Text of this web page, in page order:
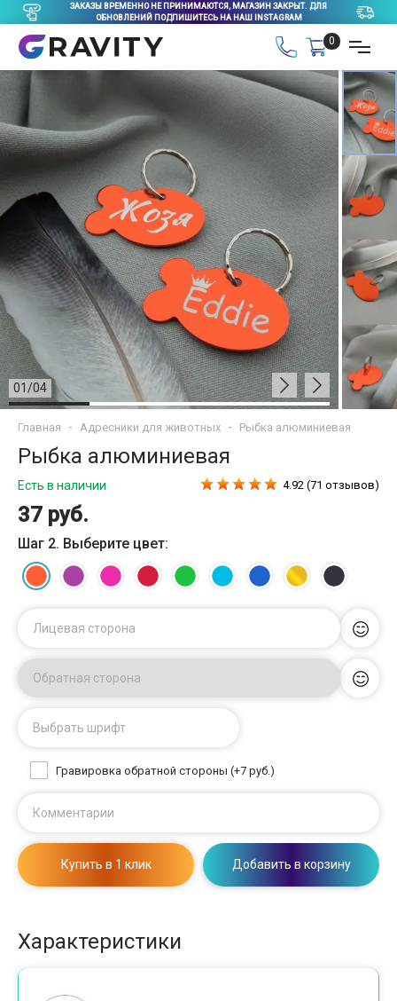
ЗАКАЗЫ ВРЕМЕННО НЕ ПРИНИМАЮТСЯ, МАГАЗИН ЗАКРЫТ. ДЛЯ
ОБНОВЛЕНИЙ ПОДПИШИТЕСЬ НА НАШ INSTAGRAM
0
01 /04
Главная Адресники для животных Рыбка алюминиевая
Рыбка алюминиевая
Есть в наличии
37 руб.
4.92 (71 отзывов)
Шаг 2. Выберите цвет:
Лицевая сторона
Обратная сторона
Выбрать шрифт
Гравировка обратной стороны (+7 руб.)
Комментарии
Купить в 1 клик Добавить в корзину
Характеристики